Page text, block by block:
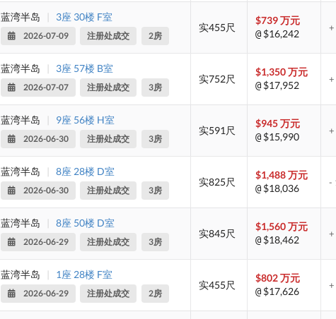
蓝湾半岛 | 3座 30楼 F室
2026-07-09 注册处成交 2房
实455尺
$739 万元
@ $16,242 +
蓝湾半岛 | 3座 57楼 B室
2026-07-07 注册处成交 3房
实752尺
$1,350 万元
@ $17,952
蓝湾半岛 | 9座 56楼 H室
2026-06-30 注册处成交 3房
实591尺
$945 万元
@ $15,990
蓝湾半岛 | 8座 28楼 D室
2026-06-30 注册处成交 3房
实825尺
$1,488 万元
@ $18,036 -
蓝湾半岛 | 8座 50楼 D室
2026-06-29 注册处成交 3房
实845尺
$1,560 万元
@ $18,462 +
蓝湾半岛 | 1座 28楼 F室
2026-06-29 注册处成交 2房
实455尺
$802 万元
@ $17,626